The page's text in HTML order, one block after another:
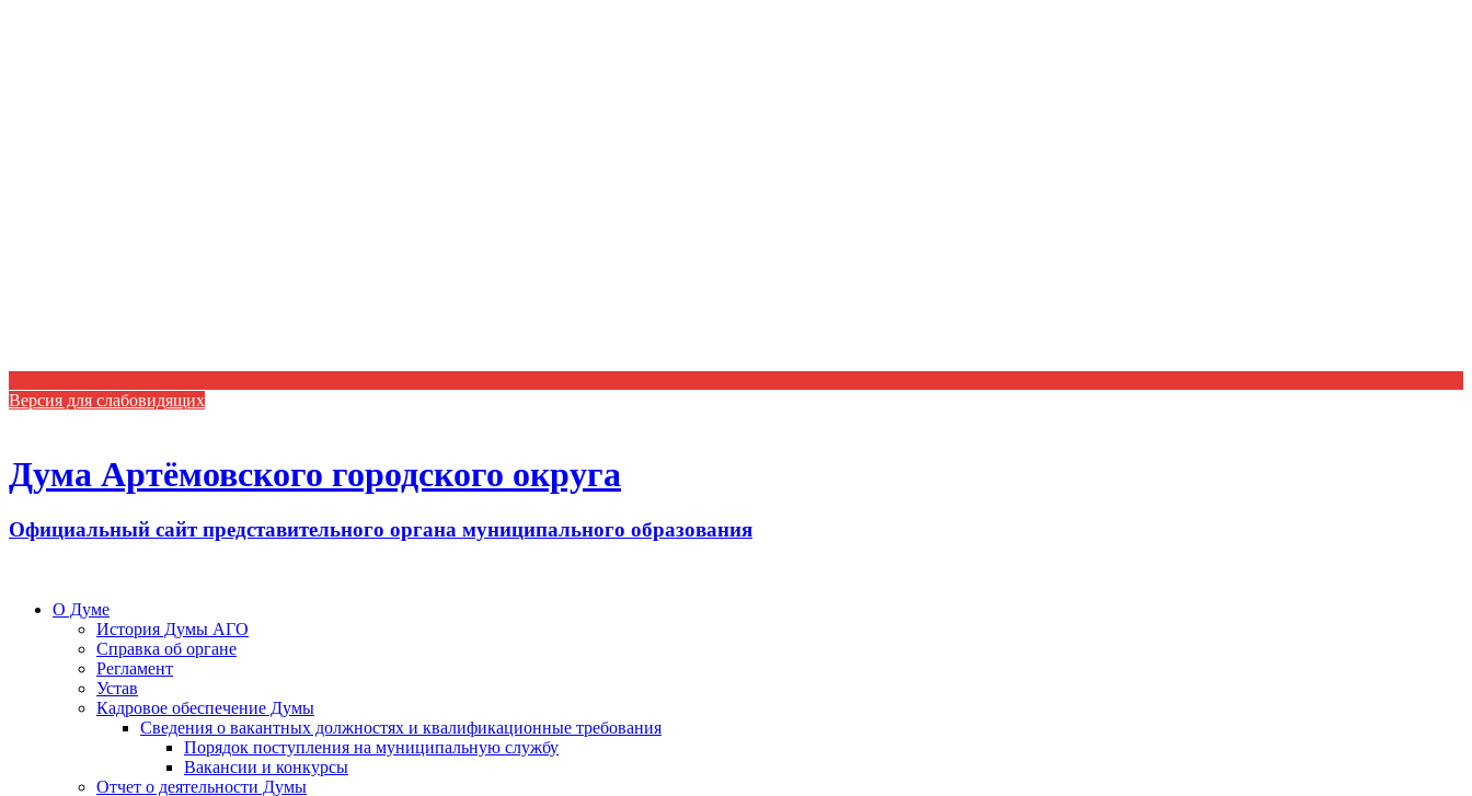
Версия для слабовидящих
Дума Артёмовского городского округа
Официальный сайт представительного органа муниципального образования
О Думе
История Думы АГО
Справка об органе
Регламент
Устав
Кадровое обеспечение Думы
Сведения о вакантных должностях и квалификационные требования
Порядок поступления на муниципальную службу
Вакансии и конкурсы
Отчет о деятельности Думы